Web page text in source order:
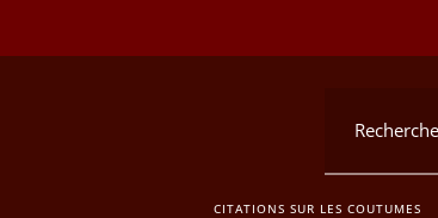
CITATIONS SUR LES COUTUMES